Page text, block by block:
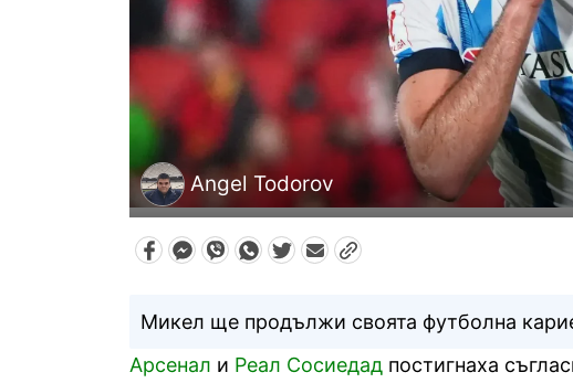
Angel Todorov
Микел ще продължи своята футболна
Арсенал и Реал Сосиедад постигнаха